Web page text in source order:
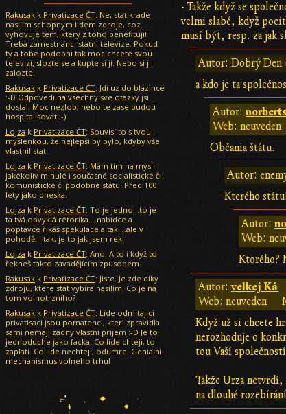
- Takže když se
velmi slabé, když
musí být, resp. za jak
Autor: Dobrý Den
a kdo je ta
Autor:
Web: neuveden
Občania štátu.
Autor:
Kterého
Autor:
Web:
Ktorého?
Autor:velkej Ká
Web: neuveden
Když už si chcete
nerozhoduje o
tou Vaší
Takže Urza
na dlouhé
Rakusak k Privatizace ČT: Ne, stat krade
nasilim schopnym lidem zdroje, coz
vyhovuje tem, ktery z toho benefituji!
Treba zamestnanci statni televize. Pokud
ty a tobe podobni tak moc chcete svou
televizi, slozte se a kupte si ji. Nebo si ji
zalozte.
Rakusak k Privatizace ČT: Jdi uz do blazince
:-D Odpovedi na vsechny sve otazky jsi
dostal. Moc nezlob, nebo te zase budou
hospitalisovat ;-)
Lojza k Privatizace ČT: Souvisí to s tvou
myšlenkou, že nejlepší by bylo, kdyby vše
vlastnil stat
Lojza k Privatizace ČT: Mám tím na mysli
jakékoliv minulé i současné socialistické či
komunistické či podobné státu. Před 100
lety jako dneska.
Lojza k Privatizace ČT: To je jedno...to je
ta tvá obvyklá rétorika....nabídce a
poptávce říkáš spekulace a tak....ale v
pohodě. I tak, je to jak jsem rekl
Lojza k Privatizace ČT: Ano. A to i když to
řekneš takto zavádějícím zpusobem
Rakusak k Privatizace ČT: Jiste. Je zde diky
zdroju, ktere stat vybira nasilim. Co je na
tom volnotrzniho?
Rakusak k Privatizace ČT: Lide odmitajici
privatisaci jsou pomatenci, kteri zpravidla
sami nemaji zadny vlastni prijem :-D Je to
jednoduche jako facka. Co lide chteji, to
zaplati. Co lide nechteji, odumre. Genialni
mechanismus volneho trhu!